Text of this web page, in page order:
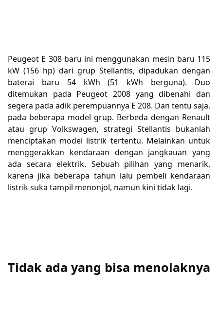
Peugeot E 308 baru ini menggunakan mesin baru 115
kW (156 hp) dari grup Stellantis, dipadukan dengan
baterai baru 54 kWh (51 kWh berguna). Duo
ditemukan pada Peugeot 2008 yang dibenahi dan
segera pada adik perempuannya E 208. Dan tentu saja,
pada beberapa model grup. Berbeda dengan Renault
atau grup Volkswagen, strategi Stellantis bukanlah
menciptakan model listrik tertentu. Melainkan untuk
menggerakkan kendaraan dengan jangkauan yang
ada secara elektrik. Sebuah pilihan yang menarik,
karena jika beberapa tahun lalu pembeli kendaraan
listrik suka tampil menonjol, namun kini tidak lagi.
Tidak ada yang bisa menolaknya